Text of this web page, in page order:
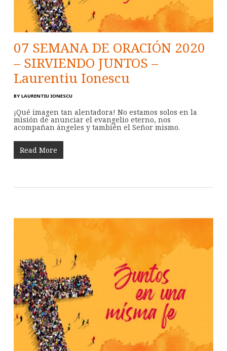
07 SEMANA DE ORACIÓN 2020
– SIRVIENDO JUNTOS –
Laurentiu Ionescu
BY LAURENTIU IONESCU
¡Qué imagen tan alentadora! No estamos solos en la
misión de anunciar el evangelio eterno, nos
acompañan ángeles y también el Señor mismo.
Read More